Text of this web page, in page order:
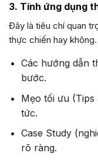
3. Tính ứng dụng
Đây là tiêu chí quan
thực chiến hay
Các hướng dẫn
bước.
Mẹo tối ưu (Tips
tức.
Case Study
rõ ràng.